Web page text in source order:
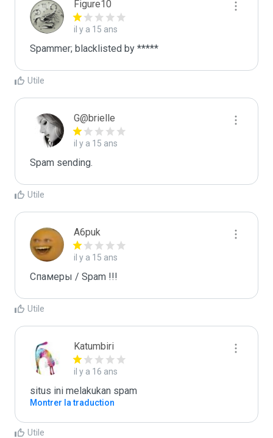
Figure10
il y a 15 ans
Spammer; blacklisted by *****
Utile
G@brielle
il y a 15 ans
Spam sending.
Utile
A6puk
il y a 15 ans
Спамеры / Spam !!!
Utile
Katumbiri
il y a 16 ans
situs ini melakukan spam
Montrer la traduction
Utile